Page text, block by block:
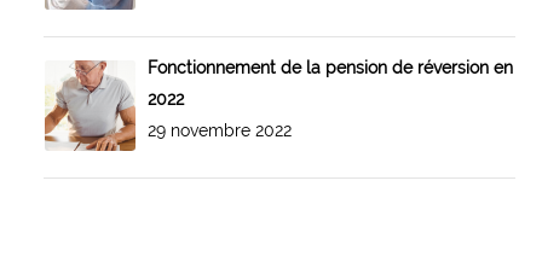
Fonctionnement de la pension de réversion en
2022
29 novembre 2022